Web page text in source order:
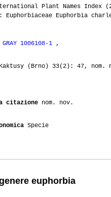
Plant Names Index
Euphorbiaceae Euphorbia
GRAY 1006108-1 ,
(Brno) 33(2): 47, nom.
citazione nom. nov.
Specie
euphorbia